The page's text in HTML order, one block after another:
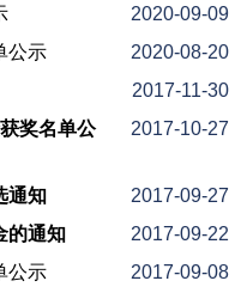
2020-09-09
公示
2020-08-20
2017-11-30
奖名单公
2017-10-27
通知
2017-09-27
的通知
2017-09-22
公示
2017-09-08